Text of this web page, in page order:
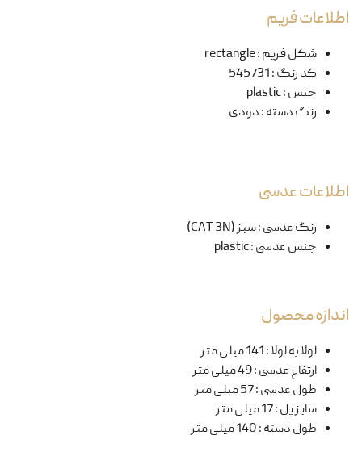
اطلاعات فریم
شکل فریم:
rectangle
کد رنگ:
545731
جنس:
plastic
رنگ دسته:دودی
اطلاعات عدسی
رنگ عدسی:سبز (CAT 3N)
جنس عدسی:
plastic
اندازه محصول
لولا به لولا:141 میلی متر
ارتفاع عدسی:49 میلی متر
طول عدسی:57 میلی متر
سایز پل:17 میلی متر
طول دسته:140 میلی متر